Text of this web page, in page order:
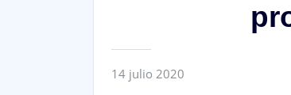
14 julio 2020